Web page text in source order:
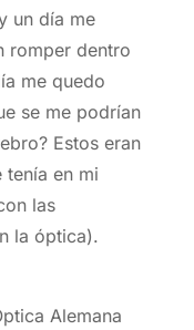
un día me
romper dentro
me quedo
se me podrían
Estos eran
tenía en mi
las
la óptica).
Alemana